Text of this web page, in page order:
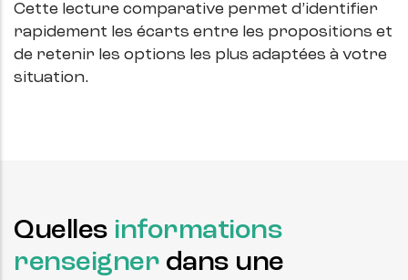
Cette lecture comparative permet d’identifier
rapidement les écarts entre les propositions et
de retenir les options les plus adaptées à votre
situation.
Quelles informations
renseigner dans une